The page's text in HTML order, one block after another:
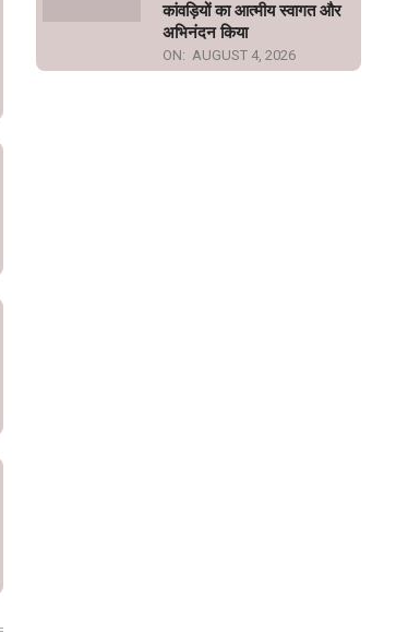
कांवड़ियों का आत्मीय स्वागत और
अभिनंदन किया
ON: AUGUST 4, 2026